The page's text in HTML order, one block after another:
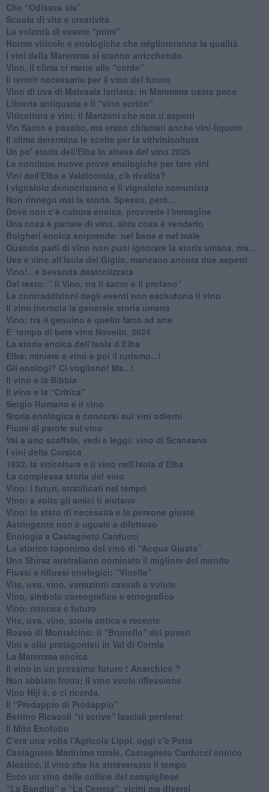
​Che “Odissea sia”
Scuola di vita e creatività
​La volontà di essere “primi”
Norme viticole e enologiche che miglioreranno la qualità
​I vini della Maremma si stanno arricchendo
Vino, il clima ci mette alle “corde”
Il terroir necessario per il vino del futuro
​Vino di uva di Malvasia Istriana: in Maremma usata poco
​Libreria antiquaria e il “vino scritto”
​Viticoltura e vini: il Manzoni che non ti aspetti
​Vin Santo e passito, ma erano chiamati anche vini-liquore
Il clima determina le scelte per la vitivinicoltura
Un po' storia dell'Elba in attesa del vino 2025
Le continue nuove prove enologiche per fare vini
Vini dell'Elba e Valdicornia, c'è rivalità?
​I vignaiolo democristano e il vignaiolo comunista
​Non rinnego mai la storia. Spesso, però...
​Dove non c’è cultura enoica, provvede l’immagine
​Una cosa è parlare di vino, altra cosa è venderlo
Bolgheri enoica sorprende: nel bene e nel male
​Quando parli di vino non puoi ignorare la storia umana, ma...
Uva e vino all’Isola del Giglio, mancano ancora due aspetti
​Vino!...e bevanda dealcolizzata
​Dal testo: ” il Vino, tra il sacro e il profano”
Le contraddizioni degli eventi non escludono il vino
​Il vino incrocia la generale storia umana
Vino: tra il genuino e quello fatto ad arte
E’ tempo di bere vino Novello, 2024
La storia enoica dell’Isola d’Elba
Elba: miniere e vino e poi il turismo...!
​Gli enologi? Ci vogliono! Ma...!
​Il vino e la Bibbia
​Il vino e la “Critica”
Sergio Romano e il vino
​Storia enologica e concorsi sui vini odierni
Fiumi di parole sul vino
​Vai a uno scaffale, vedi e leggi: vino di Scansano
​I vini della Corsica
​1932, la viticoltura e il vino nell’Isola d’Elba
​La complessa storia del vino
​Vino: i futuri, stratificati nel tempo
Vino: a volte gli amici ti aiutano
Vino: lo stato di necessità e le persone giuste
​Astringente non è uguale a difettoso
Enologia a Castagneto Carducci
Lo storico toponimo del vino di “Acqua Giusta”
Uno Shiraz australiano nominato il migliore del mondo
​Flussi e riflussi enologici: “Vinella”
Vite, uva, vino, variazioni casuali e volute
Vino, simbolo coreografico e etnografico
​Vino: retorica e futuro
​Vite, uva, vino, storia antica e recente
​Rosso di Montalcino: il “Brunello” dei poveri
Vini e olio protagonisti in Val di Cornia
​La Maremma enoica
Il vino in un prossimo futuro ! Anarchico ?
​Non abbiate fretta; Il vino vuole riflessione
​Vino Niji è, e ci ricorda.
Il “Predappio di Predappio”
Bettino Ricasoli “ti scrivo” lasciali perdere!
Il Mito Enofobo
​C’era una volta l'Agricola Lippi, oggi c'è Petra
​Castagneto Marittimo rurale, Castagneto Carducci enoico
Aleatico, il vino che ha attraversato il tempo
Ecco un vino delle colline del campigliese
“La Bandita” e “La Cerreta”, vicini ma diversi